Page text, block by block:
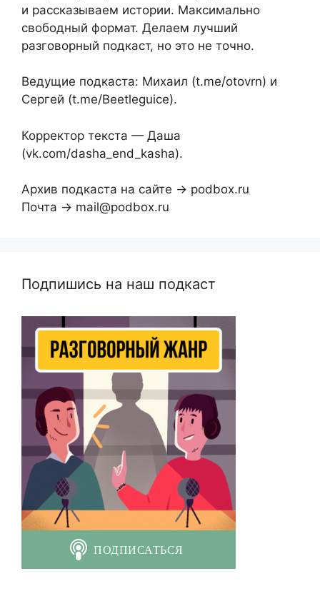
и рассказываем истории. Максимально
свободный формат. Делаем лучший
разговорный подкаст, но это не точно.
Ведущие подкаста: Михаил (t.me/otovrn) и
Сергей (t.me/Beetleguice).
Корректор текста — Даша
(vk.com/dasha_end_kasha).
Архив подкаста на сайте → podbox.ru
Почта → mail@podbox.ru
Подпишись на наш подкаст